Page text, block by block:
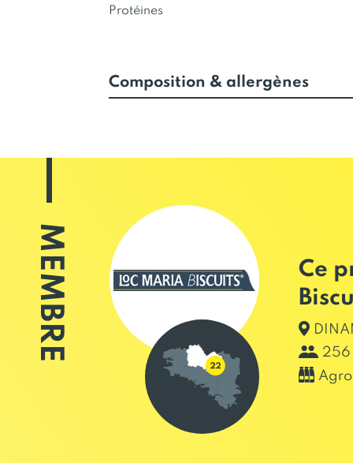
Protéines
Composition & allergènes
MEMBRE
Ce
256